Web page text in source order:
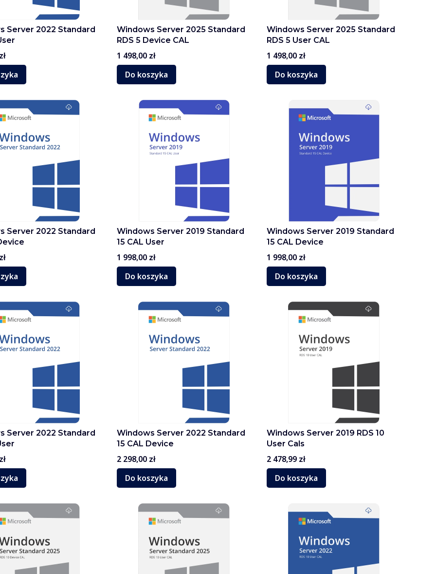
Server 2022 Standard
Windows Server 2025 Standard
RDS 5 Device CAL
Cena
1 498,00 zł
Do koszyka
Windows Server 2025 Standard
RDS 5 User CAL
Cena
1 498,00 zł
Do koszyka
Server 2022 Standard
Windows Server 2019 Standard
15 CAL User
Cena
1 998,00 zł
Do koszyka
Windows Server 2019 Standard
15 CAL Device
Cena
1 998,00 zł
Do koszyka
Server 2022 Standard
Windows Server 2022 Standard
15 CAL Device
Cena
2 298,00 zł
Do koszyka
Windows Server 2019 RDS 10
User Cals
Cena
2 478,99 zł
Do koszyka